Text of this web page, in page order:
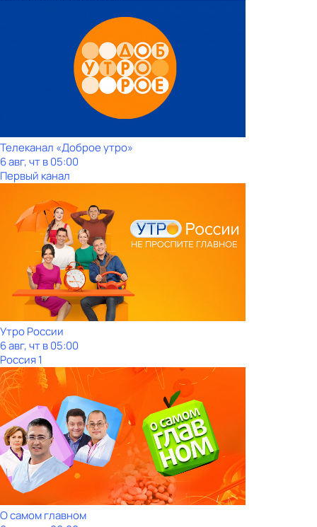
Телеканал «Доброе утро»
6 авг, чт в 05:00
Первый канал
Утро России
6 авг, чт в 05:00
Россия 1
О самом главном